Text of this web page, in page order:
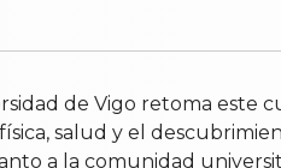
de Vigo retoma
salud y el
a la comunidad